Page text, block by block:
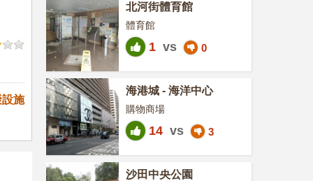
施
北河街體育館
體育館
1 vs 0
海港城 - 海洋中心
購物商場
14 vs 3
沙田中央公園